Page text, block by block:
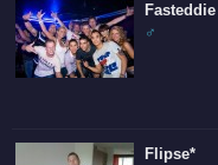
Fasteddie
♂
Flipse*